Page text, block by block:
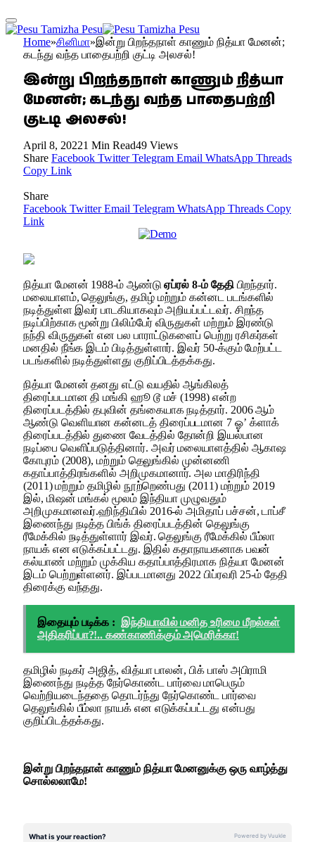
Home»சினிமா»இன்று பிறந்தநாள் காணும் நித்யா மேனன்;
கடந்து வந்த பாதைபற்றி குட்டி அலசல்!
இன்று பிறந்தநாள் காணும் நித்யா
மேனன்; கடந்து வந்த பாதைபற்றி
குட்டி அலசல்!
April 8, 20221 Min Read49 Views
Share Facebook Twitter Telegram Email WhatsApp Threads
Copy Link
Share
Facebook Twitter Email Telegram WhatsApp Threads Copy
Link
நித்யா மேனன் 1988-ம் ஆண்டுஏப்ரல் 8-ம் தேதிபிறந்தார்.
மலையாளம், தெலுங்கு, தமிழ் மற்றும் கன்னட படங்களில்
நடித்துள்ள இவர் பாடகியாகவும் அறியப்பட்டவர். சிறந்த
நடிப்பிற்காக மூன்று பிலிம்பேர் விருதுகள் மற்றும் இரண்டு
நந்தி விருதுகள் என பல பாராட்டுகளைப் பெற்று ரசிகர்கள்
மனதில் நீங்க இடம் பிடித்துள்ளார். இவர் 50-க்கும் மேற்பட்ட
படங்களில் நடித்துள்ளது குறிப்பிடத்தக்கது.
நித்யா மேனன் தனது எட்டு வயதில் ஆங்கிலத்
திரைப்படமான தி மங்கி ஹூ டூ மச் (1998) என்ற
திரைப்படத்தில் தபுவின் தங்கையாக நடித்தார். 2006 ஆம்
ஆண்டு வெளியான கன்னடத் திரைப்படமான 7 ஓ’ க்ளாக்
திரைப்படத்தில் துணை வேடத்தில் தோன்றி இயல்பான
நடிப்பை வெளிப்படுத்தினார். அவர் மலையாளத்தில் ஆகாஷ
கோபுரம் (2008), மற்றும் தெலுங்கில் முன்னணி
கதாப்பாத்திரங்களில் அறிமுகமானார். அல மாதிரிந்தி
(2011) மற்றும் தமிழில் நூற்றெண்பது (2011) மற்றும் 2019
இல், மிஷன் மங்கல் மூலம் இந்தியா முழுவதும்
அறிமுகமானவர்.ஹிந்தியில் 2016-ல் அமிதாப் பச்சன், டாப்சீ
இணைந்து நடித்த பிங்க் திரைப்படத்தின் தெலுங்கு
ரீமேக்கில் நடித்துள்ளார் இவர். தெலுங்கு ரீமேக்கில் பீம்லா
நாயக் என எடுக்கப்பட்டது. இதில் கதாநாயகனாக பவன்
கல்யாண் மற்றும் முக்கிய கதாப்பாத்திரமாக நித்யா மேனன்
இடம் பெற்றுள்ளனர். இப்படமானது 2022 பிப்ரவரி 25-ம் தேதி
திரைக்கு வந்தது.
இதையும் படிக்க : இந்தியாவில் மனித உரிமை மீறல்கள்
அதிகரிப்பா?!.. கண்காணிக்கும் அமெரிக்கா!
தமிழில் நடிகர் அஜித், வித்யா பாலன், பிக் பாஸ் அபிராமி
இணைந்து நடித்த நேர்கொண்ட பார்வை மாபெரும்
வெற்றியடைந்ததை தொடர்ந்து நேர்கொண்ட பார்வை
தெலுங்கில் பீம்லா நாயக் என எடுக்கப்பட்டது என்பது
குறிப்பிடத்தக்கது.
இன்று பிறந்தநாள் காணும் நித்யா மேனனுக்கு ஒரு வாழ்த்து
சொல்லலாமே!